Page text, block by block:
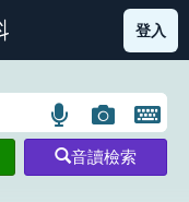
部首索引表圖示
登入
語
言
搜
圖
片
搜
開
鍵
音讀檢索